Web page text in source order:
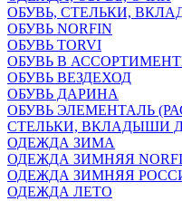
ОБУВЬ, СТЕЛЬКИ,
ОБУВЬ NORFIN
ОБУВЬ TORVI
ОБУВЬ В
ОБУВЬ ВЕЗДЕХОД
ОБУВЬ ДАРИНА
ОБУВЬ ЭЛЕМЕНТАЛЬ
СТЕЛЬКИ, ВКЛАДЫШИ
ОДЕЖДА ЗИМА
ОДЕЖДА ЗИМНЯЯ
ОДЕЖДА ЗИМНЯЯ
ОДЕЖДА ЛЕТО